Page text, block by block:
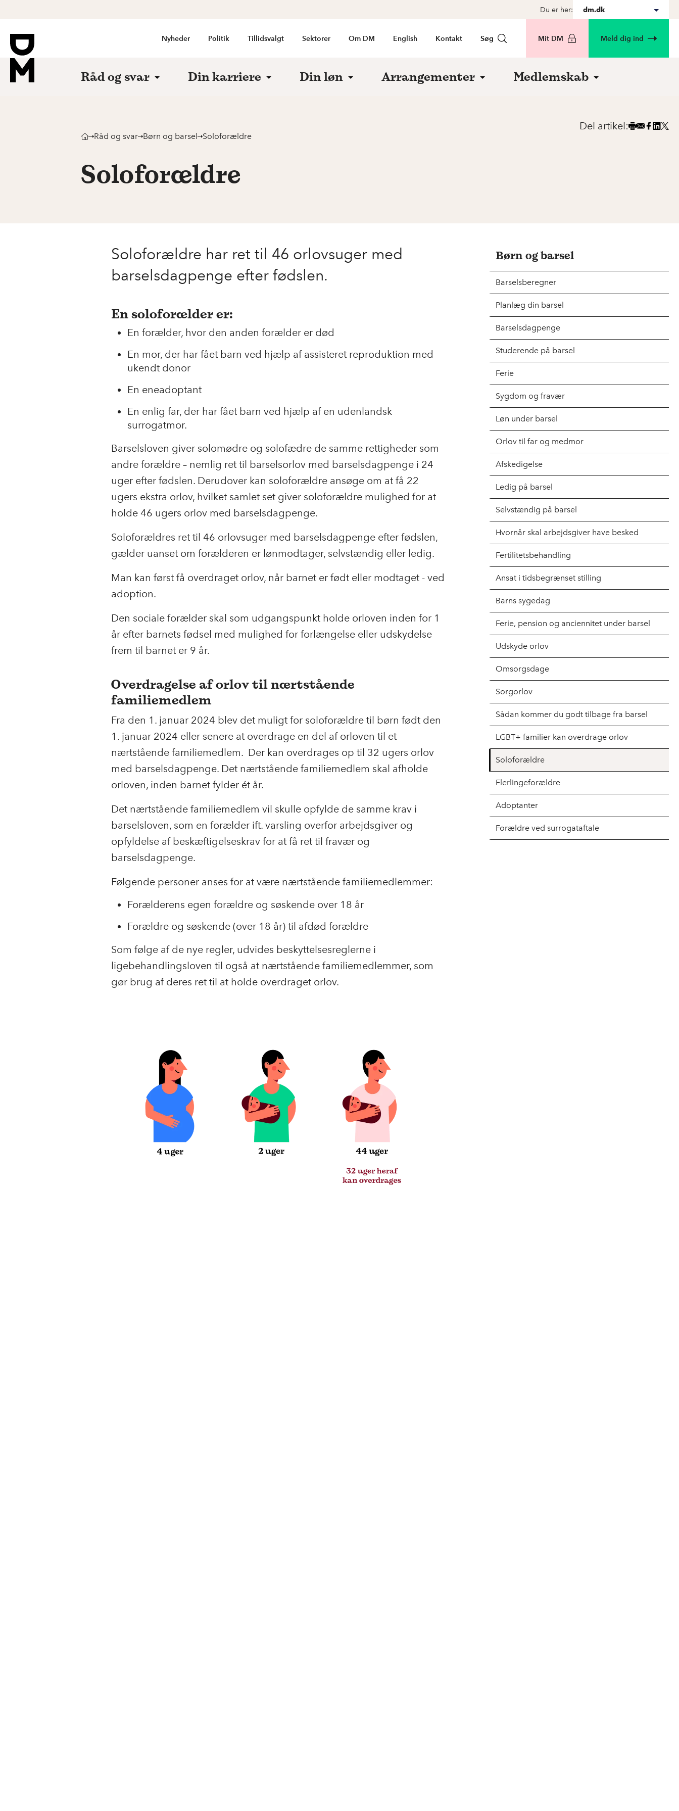
Du er her: dm.dk
Nyheder Politik Tillidsvalgt Sektorer Om DM English Kontakt Søg Mit DM Meld dig ind
Råd og svar Din karriere Din løn Arrangementer Medlemskab
Råd og svar Børn og barsel Soloforældre
Soloforældre
Del artikel:
Soloforældre har ret til 46 orlovsuger med
barselsdagpenge efter fødslen.
En soloforælder er:
En forælder, hvor den anden forælder er død
En mor, der har fået barn ved hjælp af assisteret reproduktion med
ukendt donor
En eneadoptant
En enlig far, der har fået barn ved hjælp af en udenlandsk
surrogatmor.
Barselsloven giver solomødre og solofædre de samme rettigheder som
andre forældre – nemlig ret til barselsorlov med barselsdagpenge i 24
uger efter fødslen. Derudover kan soloforældre ansøge om at få 22
ugers ekstra orlov, hvilket samlet set giver soloforældre mulighed for at
holde 46 ugers orlov med barselsdagpenge.
Soloforældres ret til 46 orlovsuger med barselsdagpenge efter fødslen,
gælder uanset om forælderen er lønmodtager, selvstændig eller ledig.
Man kan først få overdraget orlov, når barnet er født eller modtaget - ved
adoption.
Den sociale forælder skal som udgangspunkt holde orloven inden for 1
år efter barnets fødsel med mulighed for forlængelse eller udskydelse
frem til barnet er 9 år.
Overdragelse af orlov til nærtstående
familiemedlem
Fra den 1. januar 2024 blev det muligt for soloforældre til børn født den
1. januar 2024 eller senere at overdrage en del af orloven til et
nærtstående familiemedlem. Der kan overdrages op til 32 ugers orlov
med barselsdagpenge. Det nærtstående familiemedlem skal afholde
orloven, inden barnet fylder ét år.
Det nærtstående familiemedlem vil skulle opfylde de samme krav i
barselsloven, som en forælder ift. varsling overfor arbejdsgiver og
opfyldelse af beskæftigelseskrav for at få ret til fravær og
barselsdagpenge.
Følgende personer anses for at være nærtstående familiemedlemmer:
Forælderens egen forældre og søskende over 18 år
Forældre og søskende (over 18 år) til afdød forældre
Som følge af de nye regler, udvides beskyttelsesreglerne i
ligebehandlingsloven til også at nærtstående familiemedlemmer, som
gør brug af deres ret til at holde overdraget orlov.
Børn og barsel
Barselsberegner
Planlæg din barsel
Barselsdagpenge
Studerende på barsel
Ferie
Sygdom og fravær
Løn under barsel
Orlov til far og medmor
Afskedigelse
Ledig på barsel
Selvstændig på barsel
Hvornår skal arbejdsgiver have besked
Fertilitetsbehandling
Ansat i tidsbegrænset stilling
Barns sygedag
Ferie, pension og anciennitet under barsel
Udskyde orlov
Omsorgsdage
Sorgorlov
Sådan kommer du godt tilbage fra barsel
LGBT+ familier kan overdrage orlov
Soloforældre
Flerlingeforældre
Adoptanter
Forældre ved surrogataftale